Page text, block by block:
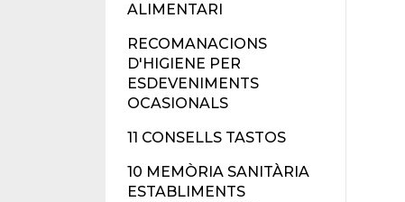
ALIMENTARI
RECOMANACIONS
D'HIGIENE PER
ESDEVENIMENTS
OCASIONALS
11 CONSELLS TASTOS
10 MEMÒRIA SANITÀRIA
ESTABLIMENTS